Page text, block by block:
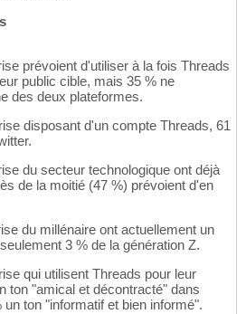
prévoient d'utiliser à la fois Threads
public cible, mais 35 % ne
des deux plateformes.
disposant d'un compte Threads, 61
du secteur technologique ont déjà
de la moitié (47 %) prévoient d'en
du millénaire ont actuellement un
3 % de la génération Z.
qui utilisent Threads pour leur
ton "amical et décontracté" dans
ton "informatif et bien informé".